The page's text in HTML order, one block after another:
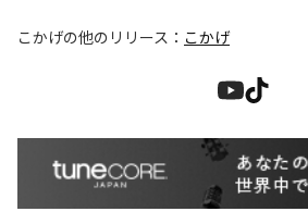
こかげの他のリリース： こかげ